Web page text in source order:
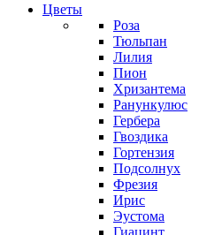
Цветы
Роза
Тюльпан
Лилия
Пион
Хризантема
Ранункулюс
Гербера
Гвоздика
Гортензия
Подсолнух
Фрезия
Ирис
Эустома
Гиацинт